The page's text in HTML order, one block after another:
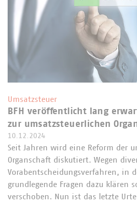
Umsatzsteuer
BFH veröffentlicht lang
zur umsatzsteuerlichen
10.12.2024
Seit Jahren wird eine Reform der
Organschaft diskutiert. Wegen
Vorabentscheidungsverfahren, in
grundlegende Fragen dazu klären
verschoben. Nun ist das letzte